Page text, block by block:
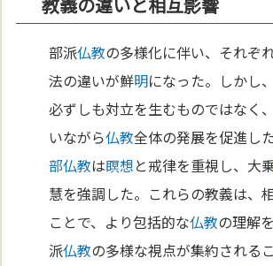
部派仏教の多様化に伴い、それぞ
法の違いが鮮明になった。しかし
必ずしも対立を生むものではなく
いながら仏教全体の発展を促進し
部仏教は瞑想と戒律を重視し、大
慧を強調した。これらの教義は、
ことで、より包括的な仏教の理解
派仏教の多様な視点が集約される